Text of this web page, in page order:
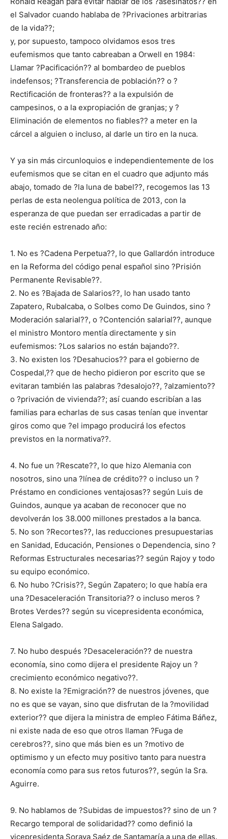
el Salvador cuando hablaba de ?Privaciones arbitrarias
de la vida??;
y, por supuesto, tampoco olvidamos esos tres
eufemismos que tanto cabreaban a Orwell en 1984:
Llamar ?Pacificación?? al bombardeo de pueblos
indefensos; ?Transferencia de población?? o ?
Rectificación de fronteras?? a la expulsión de
campesinos, o a la expropiación de granjas; y ?
Eliminación de elementos no fiables?? a meter en la
cárcel a alguien o incluso, al darle un tiro en la nuca.
Y ya sin más circunloquios e independientemente de los
eufemismos que se citan en el cuadro que adjunto más
abajo, tomado de ?la luna de babel??, recogemos las 13
perlas de esta neolengua política de 2013, con la
esperanza de que puedan ser erradicadas a partir de
este recién estrenado año:
1. No es ?Cadena Perpetua??, lo que Gallardón introduce
en la Reforma del código penal español sino ?Prisión
Permanente Revisable??.
2. No es ?Bajada de Salarios??, lo han usado tanto
Zapatero, Rubalcaba, o Solbes como De Guindos, sino ?
Moderación salarial??, o ?Contención salarial??, aunque
el ministro Montoro mentía directamente y sin
eufemismos: ?Los salarios no están bajando??.
3. No existen los ?Desahucios?? para el gobierno de
Cospedal,?? que de hecho pidieron por escrito que se
evitaran también las palabras ?desalojo??, ?alzamiento??
o ?privación de vivienda??; así cuando escribían a las
familias para echarlas de sus casas tenían que inventar
giros como que ?el impago producirá los efectos
previstos en la normativa??.
4. No fue un ?Rescate??, lo que hizo Alemania con
nosotros, sino una ?línea de crédito?? o incluso un ?
Préstamo en condiciones ventajosas?? según Luis de
Guindos, aunque ya acaban de reconocer que no
devolverán los 38.000 millones prestados a la banca.
5. No son ?Recortes??, las reducciones presupuestarias
en Sanidad, Educación, Pensiones o Dependencia, sino ?
Reformas Estructurales necesarias?? según Rajoy y todo
su equipo económico.
6. No hubo ?Crisis??, Según Zapatero; lo que había era
una ?Desaceleración Transitoria?? o incluso meros ?
Brotes Verdes?? según su vicepresidenta económica,
Elena Salgado.
7. No hubo después ?Desaceleración?? de nuestra
economía, sino como dijera el presidente Rajoy un ?
crecimiento económico negativo??.
8. No existe la ?Emigración?? de nuestros jóvenes, que
no es que se vayan, sino que disfrutan de la ?movilidad
exterior?? que dijera la ministra de empleo Fátima Báñez,
ni existe nada de eso que otros llaman ?Fuga de
cerebros??, sino que más bien es un ?motivo de
optimismo y un efecto muy positivo tanto para nuestra
economía como para sus retos futuros??, según la Sra.
Aguirre.
9. No hablamos de ?Subidas de impuestos?? sino de un ?
Recargo temporal de solidaridad?? como definió la
vicepresidenta Soraya Saéz de Santamaría a una de ellas.